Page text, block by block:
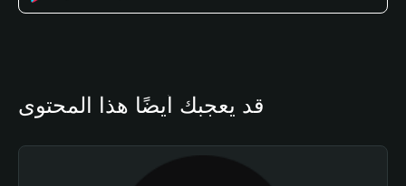
قد يعجبك أيضًا هذا المحتوى